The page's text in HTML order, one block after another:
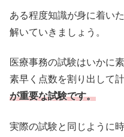
ある程度知識が身に着い
解いていきましょう。
医療事務の試験はいかに
素早く点数を割り出して
が重要な試験です。
実際の試験と同じように